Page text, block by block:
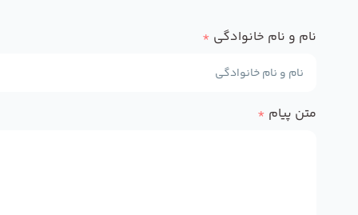
نام و نام خانوادگی *
متن پیام *